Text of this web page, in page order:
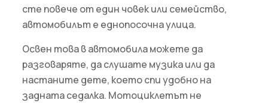
сте повече от един човек или семейство,
автомобилът е еднопосочна улица.
Освен това в автомобила можете да
разговаряте, да слушате музика или да
настаните дете, което спи удобно на
задната седалка. Мотоциклетът не